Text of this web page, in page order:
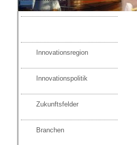
Innovationsregion
Innovationspolitik
Zukunftsfelder
Branchen